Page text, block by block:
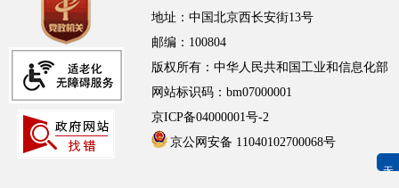
无障碍浏览
地址：中国北京西长安街13号
邮编：100804
版权所有：中华人民共和国工业和信息化部
网站标识码：bm07000001
京ICP备04000001号-2
京公网安备 11040102700068号